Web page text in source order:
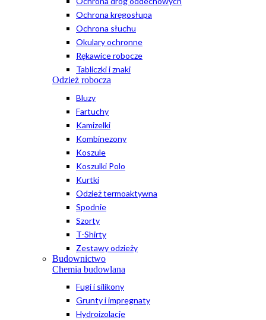
Ochrona kręgosłupa
Ochrona słuchu
Okulary ochronne
Rękawice robocze
Tabliczki i znaki
Odzież robocza
Bluzy
Fartuchy
Kamizelki
Kombinezony
Koszule
Koszulki Polo
Kurtki
Odzież termoaktywna
Spodnie
Szorty
T-Shirty
Zestawy odzieży
Budownictwo
Chemia budowlana
Fugi i silikony
Grunty i impregnaty
Hydroizolacje